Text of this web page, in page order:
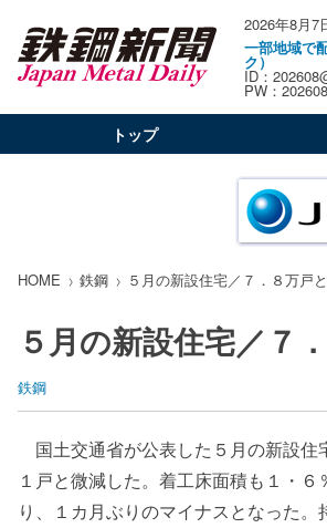
2026年8月7
一部地域で
ク）
ID：
PW：202608
トップ
HOME 鉄鋼 ５月の新設住宅／７．８万戸
５月の新設住宅／７
鉄鋼
国土交通省が公表した５月の新設住
１戸と微減した。着工床面積も１・
り、１カ月ぶりのマイナスとなった